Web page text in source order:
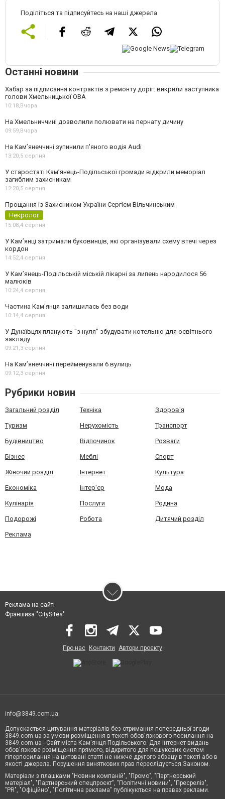
Поділіться та підписуйтесь на наші джерела
Останні новини
Хабар за підписання контрактів з ремонту доріг: викрили заступника
голови Хмельницької ОВА
10:18, Вчора
На Хмельниччині дозволили полювати на пернату дичину
09:59, Вчора
На Камʼянеччині зупинили п'яного водія Audi
13:20, 5 серпня
У старостаті Кам’янець-Подільської громади відкрили меморіал
загиблим захисникам
12:20, 5 серпня
Прощання із Захисником України Сергієм Вільчинським
Некролог
15:08, 4 серпня
У Кам’янці затримали буковинців, які організували схему втечі через
кордон
14:52, 4 серпня
У Кам’янець-Подільській міській лікарні за липень народилося 56
малюків
10:24, 4 серпня
Частина Кам'янця залишилась без води
10:14, 4 серпня
У Дунаївцях планують "з нуля" збудувати котельню для освітнього
закладу
09:21, 3 серпня
На Камʼянеччині перейменували 6 вулиць
09:12, 3 серпня
Рубрики новин
Загальний розділ Техніка Здоров'я
Туризм Нерухомість Транспорт
Будівництво Відпочинок Розваги
Бізнес Меблі Спорт
Жіночий розділ Інтернет Культура
Економіка Інтер'єр Мода
Кулінарія Послуги Родина
Подорожі Робота Дитячий розділ
Реклама
Реклама на сайті
Франшиза "CitySites"
Про нас Контакти Автори проєкту
info@3849.com.ua
Допускається цитування матеріалів без отримання попередньої згоди
3849.com.ua за умови розміщення в тексті обов'язкового посилання на
3849.com.ua - Сайт міста Кам'янця-Подільського. Для інтернет-видань
обов'язкове розміщення прямого, відкритого для пошукових систем
гіперпосилання на цитовані статті не нижче другого абзацу в тексті або в
якості джерела. Порушення виняткових прав переслідується Законом.
Матеріали з плашками "Новини компаній", "Промо", "Партнерський
матеріал", "Партнерський спецпроєкт", "Політичні новини", "Пресреліз",
"PR", "Офіційно", "Політична реклама" публікуються на правах реклами.